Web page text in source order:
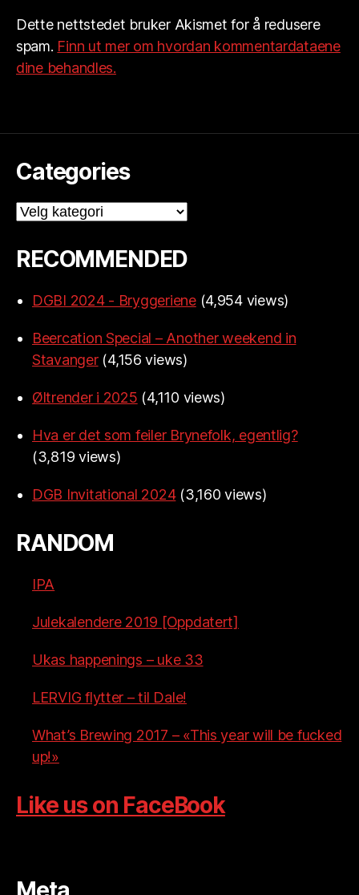
Dette nettstedet bruker Akismet for å redusere
spam. Finn ut mer om hvordan kommentardataene
dine behandles.
Categories
Categories
RECOMMENDED
DGBI 2024 - Bryggeriene (4,954 views)
Beercation Special – Another weekend in
Stavanger (4,156 views)
Øltrender i 2025 (4,110 views)
Hva er det som feiler Brynefolk, egentlig?
(3,819 views)
DGB Invitational 2024 (3,160 views)
RANDOM
IPA
Julekalendere 2019 [Oppdatert]
Ukas happenings – uke 33
LERVIG flytter – til Dale!
What’s Brewing 2017 – «This year will be fucked
up!»
Like us on FaceBook